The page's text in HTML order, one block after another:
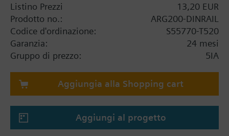
Listino Prezzi
13,20 EUR
Prodotto no.:
ARG200-DINRAIL
Codice d'ordinazione:
S55770-T520
Garanzia:
24 mesi
Gruppo di prezzo:
5IA
Aggiungia alla Shopping cart
Aggiungi al progetto